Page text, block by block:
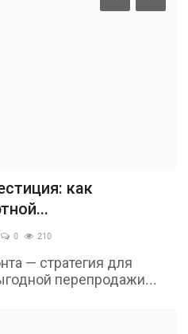
как
0 210
— стратегия для
перепродажи...